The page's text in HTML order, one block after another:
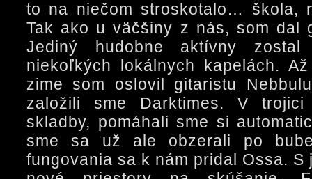
to na niečom stroskotalo… škola,
Tak ako u väčšiny z nás, som dal
Jediný hudobne aktívny
niekoľkých lokálnych kapelách.
zime som oslovil gitaristu
založili sme Darktimes. V
skladby, pomáhali sme si
sme sa už ale obzerali po
fungovania sa k nám pridal Ossa.